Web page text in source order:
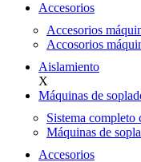
Accesorios
Accesorios
Accosorios
Aislamiento
X
Máquinas de
Sistema completo
Máquinas de
Accesorios